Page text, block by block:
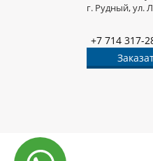
г. Рудный, ул.
+7 714 317-